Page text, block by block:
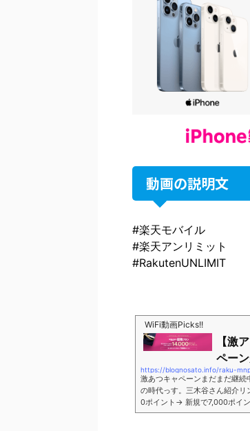
動画の説明文
#楽天モバイル
#楽天アンリミット
#RakutenUNLIMIT
WiFi動画Picks!!
【激
ペー
https://blognosato.info/raku-
激あつキャペーンまだまだ継
の時代っす。三木谷さん紹介
0ポイント→ 新規で7,000ポイ
ペーン＼激熱の三木谷さんキ
モバイル。ついに「最後の賭